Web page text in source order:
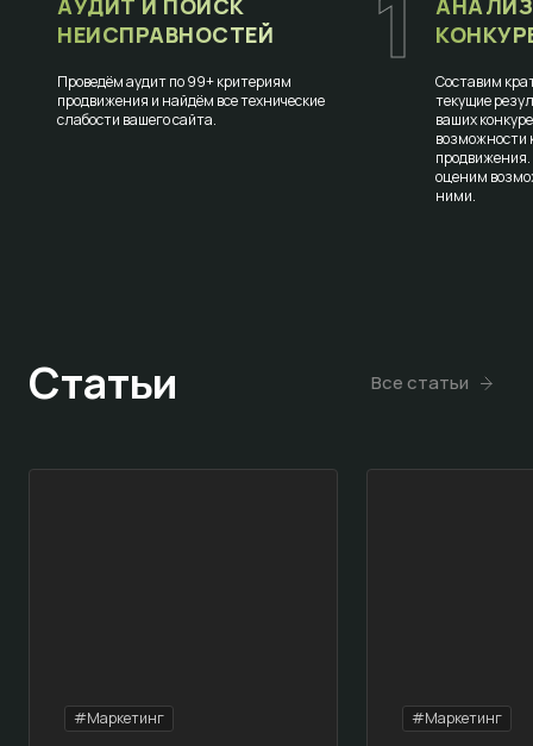
АУДИТ И ПОИСК
НЕИСПРАВНОСТЕЙ
Проведём аудит по 99+ критериям
продвижения и найдём все технические
слабости вашего сайта.
Составим
текущие
ваших
возможности
оценим
ними.
Статьи Все статьи
#Маркетинг #Маркетинг